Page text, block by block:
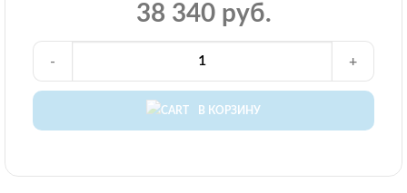
38 340 руб.
В КОРЗИНУ
- +